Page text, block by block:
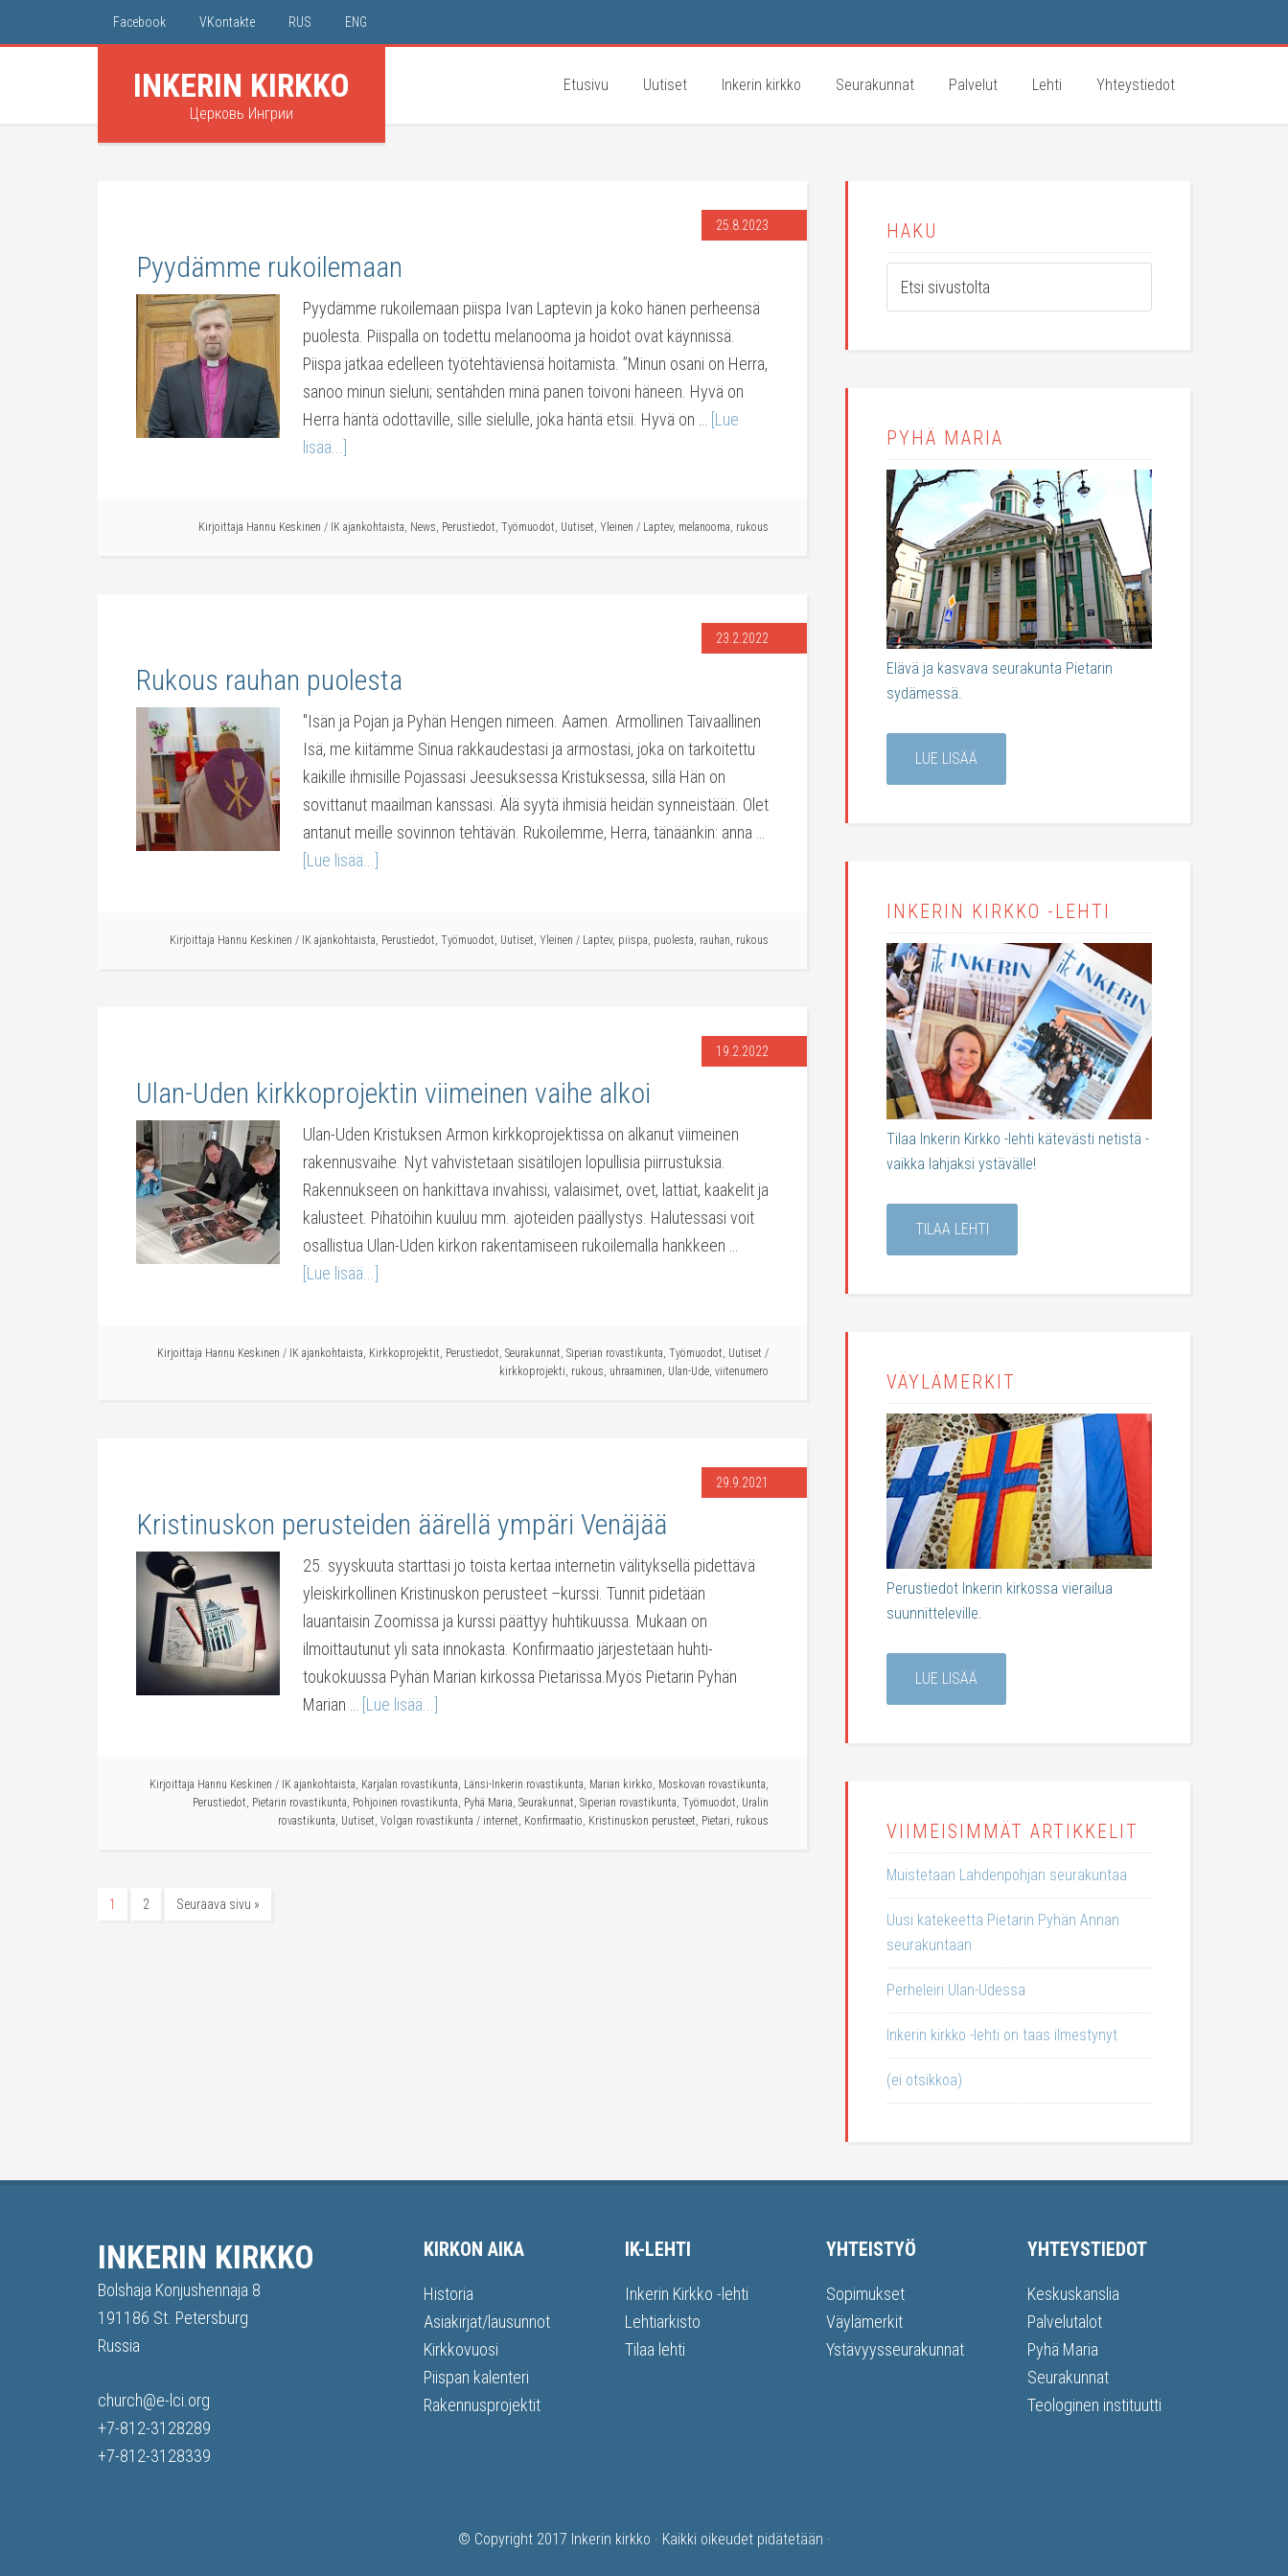
Facebook VKontakte RUS ENG
INKERIN KIRKKO
Церковь Ингрии
Etusivu Uutiset Inkerin kirkko Seurakunnat Palvelut Lehti Yhteystiedot
25.8.2023
Pyydämme rukoilemaan
Pyydämme rukoilemaan piispa Ivan Laptevin ja koko hänen perheensä
puolesta. Piispalla on todettu melanooma ja hoidot ovat käynnissä.
Piispa jatkaa edelleen työtehtäviensä hoitamista. ”Minun osani on Herra,
sanoo minun sieluni; sentähden minä panen toivoni häneen. Hyvä on
Herra häntä odottaville, sille sielulle, joka häntä etsii. Hyvä on …
[Lue
lisää...]
Kirjoittaja Hannu Keskinen / IK ajankohtaista, News, Perustiedot, Työmuodot, Uutiset, Yleinen / Laptev, melanooma, rukous
23.2.2022
Rukous rauhan puolesta
"Isän ja Pojan ja Pyhän Hengen nimeen. Aamen. Armollinen Taivaallinen
Isä, me kiitämme Sinua rakkaudestasi ja armostasi, joka on tarkoitettu
kaikille ihmisille Pojassasi Jeesuksessa Kristuksessa, sillä Hän on
sovittanut maailman kanssasi. Älä syytä ihmisiä heidän synneistään. Olet
antanut meille sovinnon tehtävän. Rukoilemme, Herra, tänäänkin: anna …
[Lue lisää...]
Kirjoittaja Hannu Keskinen / IK ajankohtaista, Perustiedot, Työmuodot, Uutiset, Yleinen / Laptev, piispa, puolesta, rauhan, rukous
19.2.2022
Ulan-Uden kirkkoprojektin viimeinen vaihe alkoi
Ulan-Uden Kristuksen Armon kirkkoprojektissa on alkanut viimeinen
rakennusvaihe. Nyt vahvistetaan sisätilojen lopullisia piirrustuksia.
Rakennukseen on hankittava invahissi, valaisimet, ovet, lattiat, kaakelit ja
kalusteet. Pihatöihin kuuluu mm. ajoteiden päällystys. Halutessasi voit
osallistua Ulan-Uden kirkon rakentamiseen rukoilemalla hankkeen …
[Lue lisää...]
Kirjoittaja Hannu Keskinen / IK ajankohtaista, Kirkkoprojektit, Perustiedot, Seurakunnat, Siperian rovastikunta, Työmuodot, Uutiset /
kirkkoprojekti, rukous, uhraaminen, Ulan-Ude, viitenumero
29.9.2021
Kristinuskon perusteiden äärellä ympäri Venäjää
25. syyskuuta starttasi jo toista kertaa internetin välityksellä pidettävä
yleiskirkollinen Kristinuskon perusteet –kurssi. Tunnit pidetään
lauantaisin Zoomissa ja kurssi päättyy huhtikuussa. Mukaan on
ilmoittautunut yli sata innokasta. Konfirmaatio järjestetään huhti-
toukokuussa Pyhän Marian kirkossa Pietarissa.Myös Pietarin Pyhän
Marian …
[Lue lisää...]
Kirjoittaja Hannu Keskinen / IK ajankohtaista, Karjalan rovastikunta, Länsi-Inkerin rovastikunta, Marian kirkko, Moskovan rovastikunta,
Perustiedot, Pietarin rovastikunta, Pohjoinen rovastikunta, Pyhä Maria, Seurakunnat, Siperian rovastikunta, Työmuodot, Uralin
rovastikunta, Uutiset, Volgan rovastikunta / internet, Konfirmaatio, Kristinuskon perusteet, Pietari, rukous
1 2 Seuraava sivu »
HAKU
PYHÄ MARIA
Elävä ja kasvava seurakunta Pietarin
sydämessä.
LUE LISÄÄ
INKERIN KIRKKO -LEHTI
Tilaa Inkerin Kirkko -lehti kätevästi netistä -
vaikka lahjaksi ystävälle!
TILAA LEHTI
VÄYLÄMERKIT
Perustiedot Inkerin kirkossa vierailua
suunnitteleville.
LUE LISÄÄ
VIIMEISIMMÄT ARTIKKELIT
Muistetaan Lahdenpohjan seurakuntaa
Uusi katekeetta Pietarin Pyhän Annan
seurakuntaan
Perheleiri Ulan-Udessa
Inkerin kirkko -lehti on taas ilmestynyt
(ei otsikkoa)
INKERIN KIRKKO
Bolshaja Konjushennaja 8
191186 St. Petersburg
Russia
church@e-lci.org
+7-812-3128289
+7-812-3128339
KIRKON AIKA
Historia
Asiakirjat/lausunnot
Kirkkovuosi
Piispan kalenteri
Rakennusprojektit
IK-LEHTI
Inkerin Kirkko -lehti
Lehtiarkisto
Tilaa lehti
YHTEISTYÖ
Sopimukset
Väylämerkit
Ystävyysseurakunnat
YHTEYSTIEDOT
Keskuskanslia
Palvelutalot
Pyhä Maria
Seurakunnat
Teologinen instituutti
© Copyright 2017 Inkerin kirkko · Kaikki oikeudet pidätetään ·